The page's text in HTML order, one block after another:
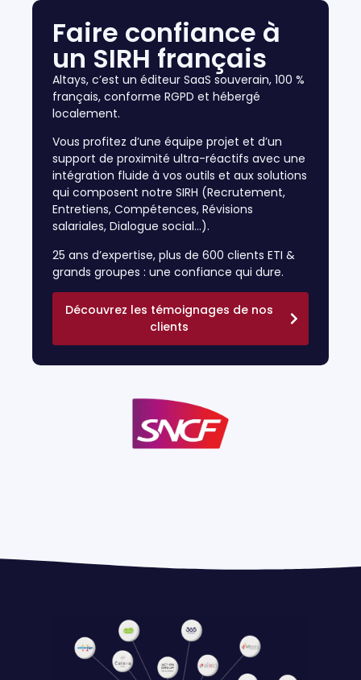
Faire confiance à
un SIRH français
Altays, c’est un éditeur SaaS souverain, 100 %
français, conforme RGPD et hébergé
localement.
Vous profitez d’une équipe projet et d’un
support de proximité ultra-réactifs avec une
intégration fluide à vos outils et aux solutions
qui composent notre SIRH (Recrutement,
Entretiens, Compétences, Révisions
salariales, Dialogue social…).
25 ans d’expertise, plus de 600 clients ETI &
grands groupes : une confiance qui dure.
Découvrez les témoignages de nos
clients